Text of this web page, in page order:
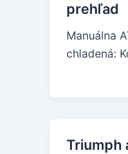
prehľad
Manuálna
chladená:
Triumph